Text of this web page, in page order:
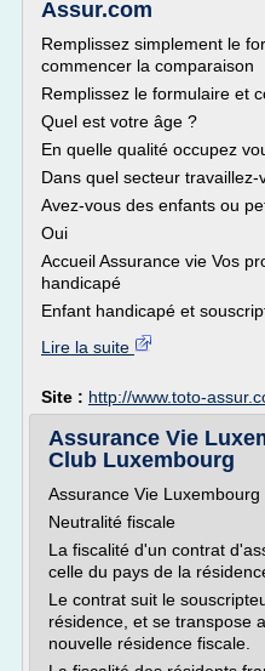
Assur.com
Remplissez simplement le
commencer la comparaison
Remplissez le formulaire et
Quel est votre âge ?
En quelle qualité occupez
Dans quel secteur travaillez-
Avez-vous des enfants ou
Oui
Accueil Assurance vie Vos
handicapé
Enfant handicapé et
Lire la suite
Site : http://www.toto-
Assurance Vie
Club Luxembourg
Assurance Vie Luxembourg
Neutralité fiscale
La fiscalité d'un contrat
celle du pays de la
Le contrat suit le
résidence, et se transpose
nouvelle résidence fiscale.